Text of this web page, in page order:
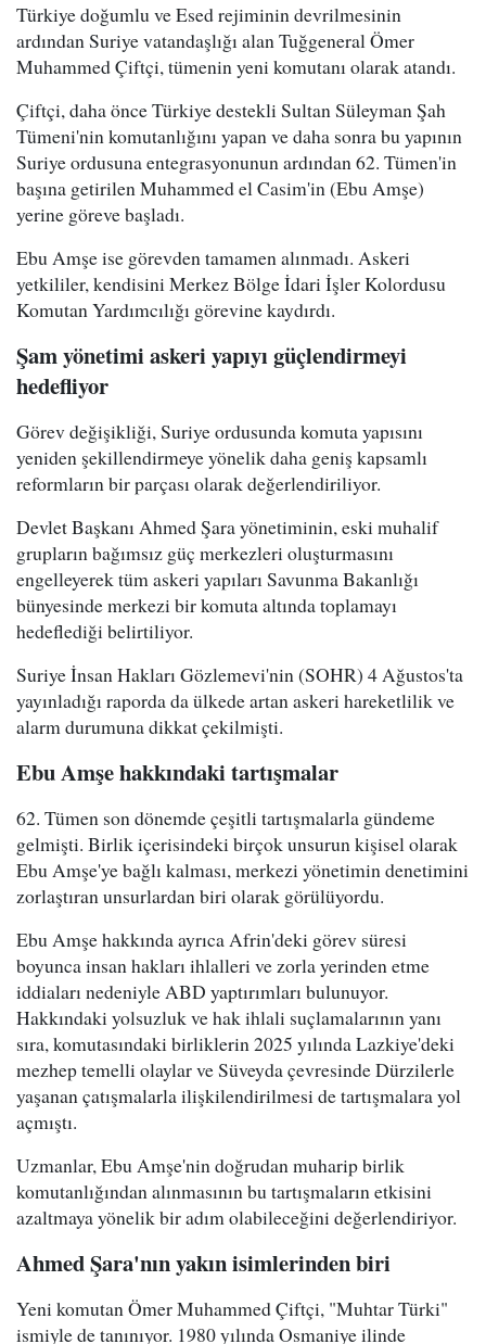
Türkiye doğumlu ve Esed rejiminin devrilmesinin
ardından Suriye vatandaşlığı alan Tuğgeneral Ömer
Muhammed Çiftçi, tümenin yeni komutanı olarak atandı.
Çiftçi, daha önce Türkiye destekli Sultan Süleyman Şah
Tümeni'nin komutanlığını yapan ve daha sonra bu yapının
Suriye ordusuna entegrasyonunun ardından 62. Tümen'in
başına getirilen Muhammed el Casim'in (Ebu Amşe)
yerine göreve başladı.
Ebu Amşe ise görevden tamamen alınmadı. Askeri
yetkililer, kendisini Merkez Bölge İdari İşler Kolordusu
Komutan Yardımcılığı görevine kaydırdı.
Şam yönetimi askeri yapıyı güçlendirmeyi
hedefliyor
Görev değişikliği, Suriye ordusunda komuta yapısını
yeniden şekillendirmeye yönelik daha geniş kapsamlı
reformların bir parçası olarak değerlendiriliyor.
Devlet Başkanı Ahmed Şara yönetiminin, eski muhalif
grupların bağımsız güç merkezleri oluşturmasını
engelleyerek tüm askeri yapıları Savunma Bakanlığı
bünyesinde merkezi bir komuta altında toplamayı
hedeflediği belirtiliyor.
Suriye İnsan Hakları Gözlemevi'nin (SOHR) 4 Ağustos'ta
yayınladığı raporda da ülkede artan askeri hareketlilik ve
alarm durumuna dikkat çekilmişti.
Ebu Amşe hakkındaki tartışmalar
62. Tümen son dönemde çeşitli tartışmalarla gündeme
gelmişti. Birlik içerisindeki birçok unsurun kişisel olarak
Ebu Amşe'ye bağlı kalması, merkezi yönetimin denetimini
zorlaştıran unsurlardan biri olarak görülüyordu.
Ebu Amşe hakkında ayrıca Afrin'deki görev süresi
boyunca insan hakları ihlalleri ve zorla yerinden etme
iddiaları nedeniyle ABD yaptırımları bulunuyor.
Hakkındaki yolsuzluk ve hak ihlali suçlamalarının yanı
sıra, komutasındaki birliklerin 2025 yılında Lazkiye'deki
mezhep temelli olaylar ve Süveyda çevresinde Dürzilerle
yaşanan çatışmalarla ilişkilendirilmesi de tartışmalara yol
açmıştı.
Uzmanlar, Ebu Amşe'nin doğrudan muharip birlik
komutanlığından alınmasının bu tartışmaların etkisini
azaltmaya yönelik bir adım olabileceğini değerlendiriyor.
Ahmed Şara'nın yakın isimlerinden biri
Yeni komutan Ömer Muhammed Çiftçi, "Muhtar Türki"
ismiyle de tanınıyor. 1980 yılında Osmaniye ilinde